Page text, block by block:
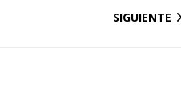
SIGUIENTE